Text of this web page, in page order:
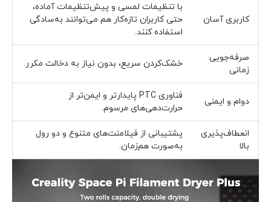
کاربری آسان
با تنظیمات لمسی و پیش‌تنظیمات آماده،
حتی کاربران تازه‌کار هم می‌توانند به‌سادگی
استفاده کنند.
صرفه‌جویی
زمانی
خشک‌کردن سریع، بدون نیاز به دخالت مکرر.
دوام و ایمنی
فناوری PTC پایدارتر و ایمن‌تر از
حرارت‌دهی‌های مرسوم.
انعطاف‌پذیری
بالا
پشتیبانی از فیلامنت‌های متنوع و دو رول
به‌صورت هم‌زمان.